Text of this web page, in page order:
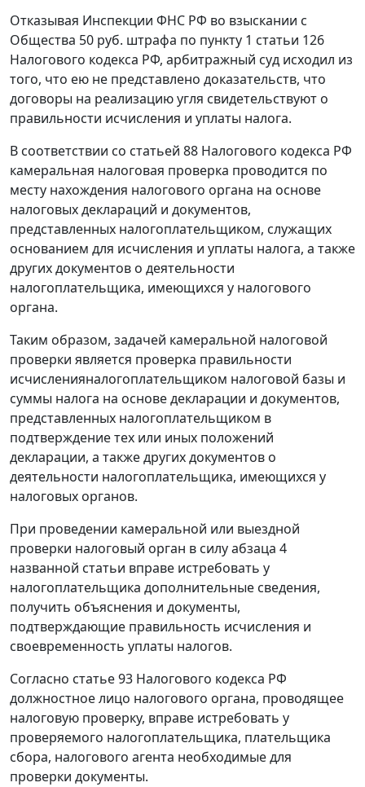
Отказывая Инспекции ФНС РФ во взыскании с
Общества 50 руб. штрафа по пункту 1 статьи 126
Налогового кодекса РФ, арбитражный суд исходил из
того, что ею не представлено доказательств, что
договоры на реализацию угля свидетельствуют о
правильности исчисления и уплаты налога.
В соответствии со статьей 88 Налогового кодекса РФ
камеральная налоговая проверка проводится по
месту нахождения налогового органа на основе
налоговых деклараций и документов,
представленных налогоплательщиком, служащих
основанием для исчисления и уплаты налога, а также
других документов о деятельности
налогоплательщика, имеющихся у налогового
органа.
Таким образом, задачей камеральной налоговой
проверки является проверка правильности
исчисленияналогоплательщиком налоговой базы и
суммы налога на основе декларации и документов,
представленных налогоплательщиком в
подтверждение тех или иных положений
декларации, а также других документов о
деятельности налогоплательщика, имеющихся у
налоговых органов.
При проведении камеральной или выездной
проверки налоговый орган в силу абзаца 4
названной статьи вправе истребовать у
налогоплательщика дополнительные сведения,
получить объяснения и документы,
подтверждающие правильность исчисления и
своевременность уплаты налогов.
Согласно статье 93 Налогового кодекса РФ
должностное лицо налогового органа, проводящее
налоговую проверку, вправе истребовать у
проверяемого налогоплательщика, плательщика
сбора, налогового агента необходимые для
проверки документы.